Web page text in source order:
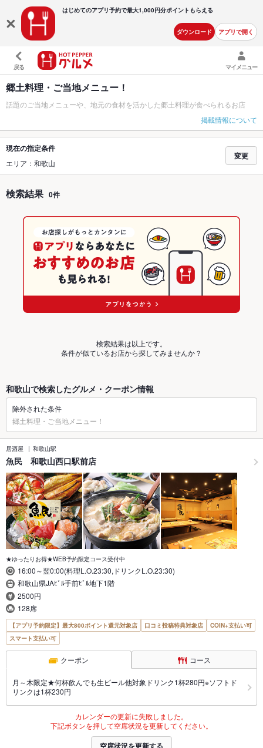
はじめてのアプリ予約で最大1,000円分ポイントもらえる
ダウンロード アプリで開く
戻る マイメニュー
郷土料理・ご当地メニュー！
話題のご当地メニューや、地元の食材を活かした郷土料理が食べられるお店
掲載情報について
現在の指定条件
エリア：和歌山
変更
検索結果 0件
検索結果は以上です。
条件が似ているお店から探してみませんか？
和歌山で検索したグルメ・クーポン情報
除外された条件
郷土料理・ご当地メニュー！
居酒屋 和歌山駅
魚民 和歌山西口駅前店
★ゆったりお得★WEB予約限定コース受付中
16:00～翌0:00(料理L.O.23:30,ドリンクL.O.23:30)
和歌山県JAﾋﾞﾙ手前ﾋﾞﾙ地下1階
2500円
128席
【アプリ予約限定】最大800ポイント還元対象店 口コミ投稿特典対象店
COIN+支払い可
スマート支払い可
クーポン コース
月～木限定★何杯飲んでも生ビール他対象ドリンク1杯280円※ソフトド
リンクは1杯230円
カレンダーの更新に失敗しました。
下記ボタンを押して空席状況を更新してください。